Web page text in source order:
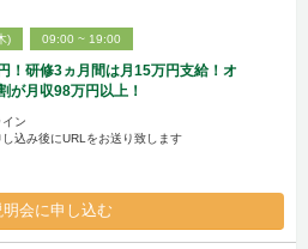
) 09:00 ~ 19:00
！研修3ヵ月間は月15万円支給！オ
が月収98万円以上！
ン
し込み後にURLをお送り致します
明会に申し込む